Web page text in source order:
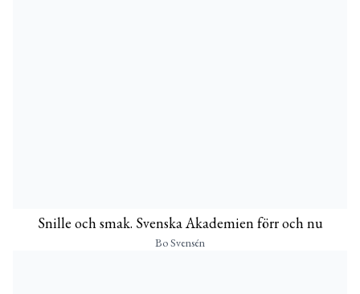
Snille och smak. Svenska Akademien förr och nu
Bo Svensén